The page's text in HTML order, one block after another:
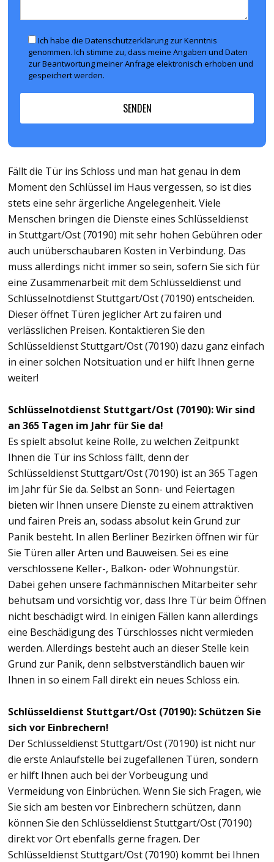
Ich habe die Datenschutzerklärung zur Kenntnis
genommen. Ich stimme zu, dass meine Angaben und Daten
zur Beantwortung meiner Anfrage elektronisch erhoben und
gespeichert werden.
Fällt die Tür ins Schloss und man hat genau in dem
Moment den Schlüssel im Haus vergessen, so ist dies
stets eine sehr ärgerliche Angelegenheit. Viele
Menschen bringen die Dienste eines Schlüsseldienst
in Stuttgart/Ost (70190) mit sehr hohen Gebühren oder
auch unüberschaubaren Kosten in Verbindung. Das
muss allerdings nicht immer so sein, sofern Sie sich für
eine Zusammenarbeit mit dem Schlüsseldienst und
Schlüsselnotdienst Stuttgart/Ost (70190) entscheiden.
Dieser öffnet Türen jeglicher Art zu fairen und
verlässlichen Preisen. Kontaktieren Sie den
Schlüsseldienst Stuttgart/Ost (70190) dazu ganz einfach
in einer solchen Notsituation und er hilft Ihnen gerne
weiter!
Schlüsselnotdienst Stuttgart/Ost (70190): Wir sind
an 365 Tagen im Jahr für Sie da!
Es spielt absolut keine Rolle, zu welchen Zeitpunkt
Ihnen die Tür ins Schloss fällt, denn der
Schlüsseldienst Stuttgart/Ost (70190) ist an 365 Tagen
im Jahr für Sie da. Selbst an Sonn- und Feiertagen
bieten wir Ihnen unsere Dienste zu einem attraktiven
und fairen Preis an, sodass absolut kein Grund zur
Panik besteht. In allen Berliner Bezirken öffnen wir für
Sie Türen aller Arten und Bauweisen. Sei es eine
verschlossene Keller-, Balkon- oder Wohnungstür.
Dabei gehen unsere fachmännischen Mitarbeiter sehr
behutsam und vorsichtig vor, dass Ihre Tür beim Öffnen
nicht beschädigt wird. In einigen Fällen kann allerdings
eine Beschädigung des Türschlosses nicht vermieden
werden. Allerdings besteht auch an dieser Stelle kein
Grund zur Panik, denn selbstverständlich bauen wir
Ihnen in so einem Fall direkt ein neues Schloss ein.
Schlüsseldienst Stuttgart/Ost (70190): Schützen Sie
sich vor Einbrechern!
Der Schlüsseldienst Stuttgart/Ost (70190) ist nicht nur
die erste Anlaufstelle bei zugefallenen Türen, sondern
er hilft Ihnen auch bei der Vorbeugung und
Vermeidung von Einbrüchen. Wenn Sie sich Fragen, wie
Sie sich am besten vor Einbrechern schützen, dann
können Sie den Schlüsseldienst Stuttgart/Ost (70190)
direkt vor Ort ebenfalls gerne fragen. Der
Schlüsseldienst Stuttgart/Ost (70190) kommt bei Ihnen